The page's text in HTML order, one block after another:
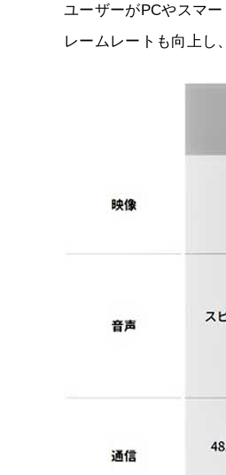
ユーザーがPCやスマ
レームレートも向上し